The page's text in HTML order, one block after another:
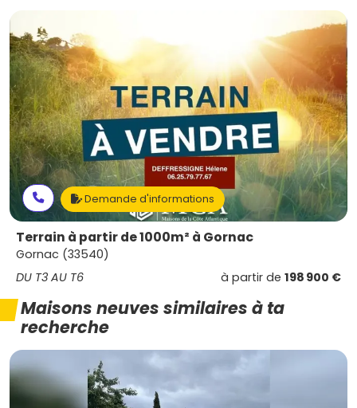
Demande d'informations
Terrain à partir de 1000m² à Gornac
Gornac (33540)
DU T3 AU T6
à partir de 198 900 €
Maisons neuves similaires à ta
recherche